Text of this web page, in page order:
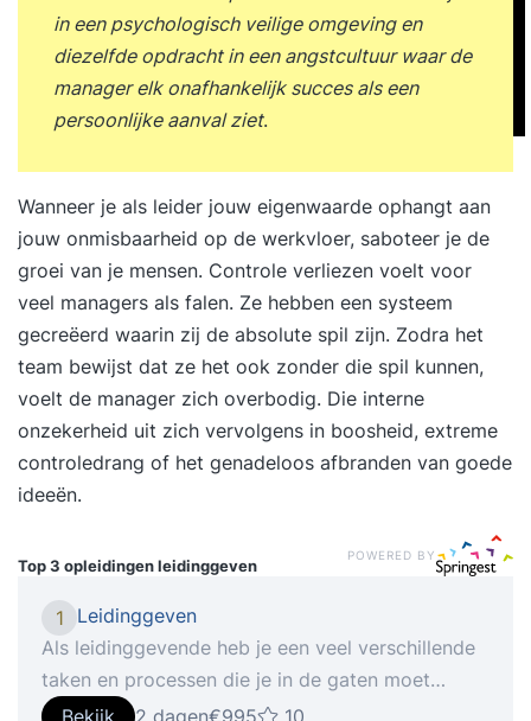
in een psychologisch veilige omgeving en
diezelfde opdracht in een angstcultuur waar de
manager elk onafhankelijk succes als een
persoonlijke aanval ziet.
Wanneer je als leider jouw eigenwaarde ophangt aan
jouw onmisbaarheid op de werkvloer, saboteer je de
groei van je mensen. Controle verliezen voelt voor
veel managers als falen. Ze hebben een systeem
gecreëerd waarin zij de absolute spil zijn. Zodra het
team bewijst dat ze het ook zonder die spil kunnen,
voelt de manager zich overbodig. Die interne
onzekerheid uit zich vervolgens in boosheid, extreme
controledrang of het genadeloos afbranden van goede
ideeën.
Top 3 opleidingenleidinggeven
POWERED BY
1
Leidinggeven
Als leidinggevende heb je een veel verschillende
taken en processen die je in de gaten moet
hebben. Dit kan gaan van het motiveren van het